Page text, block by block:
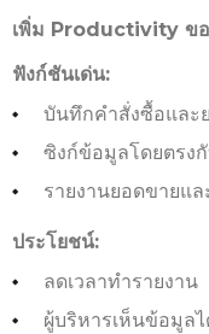
เพิ่ม Productivity ข
ฟังก์ชันเด่น:
บันทึกคำสั่งซื้อและ
ซิงก์ข้อมูลโดยตรงกั
รายงานยอดขายแ
ประโยชน์:
ลดเวลาทำรายงาน
ผู้บริหารเห็นข้อมูล